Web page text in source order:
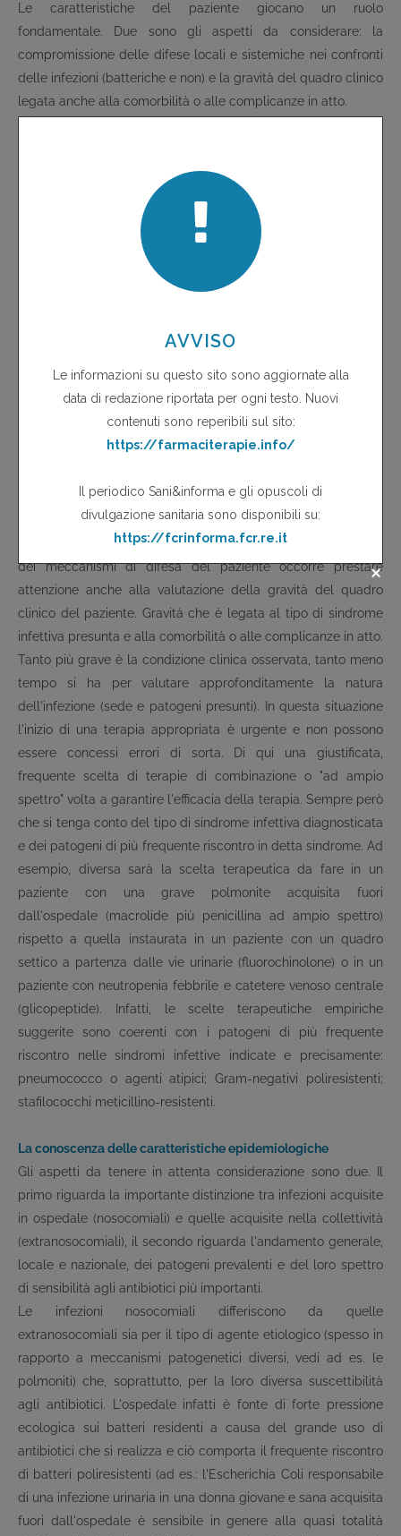
Le caratteristiche del paziente giocano un ruolo
fondamentale. Due sono gli aspetti da considerare: la
compromissione delle difese locali e sistemiche nei confronti
delle infezioni (batteriche e non) e la gravità del quadro clinico
legata anche alla comorbilità o alle complicanze in atto.
a causa degli eventi più vari (cateteri, traumi, procedure
invasive, chemioterapia) o nella alterazione della normale
pervietà di vie escretici (urinarie, biliari, intestinali) o del
normale funzionamento di altri meccanismi protettivi (riflesso
della glottide, tosse, resistenza alla colonizzazione, ecc.). Un
esempio del numero e del tipo di tali meccanismi e della loro
respiratorie è illustrato nelle Tabelle 4
meccanismi consente non solo l'individuazione della possibile
sede dell'infezione ma anche dei patogeni che hanno
maggiori probabilità di essere coinvolti (Tabella 3
Altrettanto seria considerazione va data alla presenza di una
sistemico, evenienze che si riscontrano in numerose patologie
e che vengono schematicamente presentate nellaTabella 6
Accanto all'accurata ricerca di una eventuale compromissione
dei meccanismi di difesa del paziente occorre prestare
attenzione anche alla valutazione della gravità del quadro
clinico del paziente. Gravità che è legata al tipo di sindrome
infettiva presunta e alla comorbilità o alle complicanze in atto.
Tanto più grave è la condizione clinica osservata, tanto meno
tempo si ha per valutare approfonditamente la natura
dell'infezione (sede e patogeni presunti). In questa situazione
l'inizio di una terapia appropriata è urgente e non possono
essere concessi errori di sorta. Di qui una giustificata,
frequente scelta di terapie di combinazione o "ad ampio
spettro" volta a garantire l'efficacia della terapia. Sempre però
che si tenga conto del tipo di sindrome infettiva diagnosticata
e dei patogeni di più frequente riscontro in detta sindrome. Ad
esempio, diversa sarà la scelta terapeutica da fare in un
paziente con una grave polmonite acquisita fuori
dall'ospedale (macrolide più penicillina ad ampio spettro)
rispetto a quella instaurata in un paziente con un quadro
settico a partenza dalle vie urinarie (fluorochinolone) o in un
paziente con neutropenia febbrile e catetere venoso centrale
(glicopeptide). Infatti, le scelte terapeutiche empiriche
suggerite sono coerenti con i patogeni di più frequente
riscontro nelle sindromi infettive indicate e precisamente:
pneumococco o agenti atipici; Gram-negativi poliresistenti;
stafilococchi meticillino-resistenti.
La conoscenza delle caratteristiche epidemiologiche
Gli aspetti da tenere in attenta considerazione sono due. Il
primo riguarda la importante distinzione tra infezioni acquisite
in ospedale (nosocomiali) e quelle acquisite nella collettività
(extranosocomiali), il secondo riguarda l'andamento generale,
locale e nazionale, dei patogeni prevalenti e del loro spettro
di sensibilità agli antibiotici più importanti.
Le infezioni nosocomiali differiscono da quelle
extranosocomiali sia per il tipo di agente etiologico (spesso in
rapporto a meccanismi patogenetici diversi, vedi ad es. le
polmoniti) che, soprattutto, per la loro diversa suscettibilità
agli antibiotici. L'ospedale infatti è fonte di forte pressione
ecologica sui batteri residenti a causa del grande uso di
antibiotici che si realizza e ciò comporta il frequente riscontro
di batteri poliresistenti (ad es.: l'Escherichia Coli responsabile
di una infezione urinaria in una donna giovane e sana acquisita
fuori dall'ospedale è sensibile in genere alla quasi totalità